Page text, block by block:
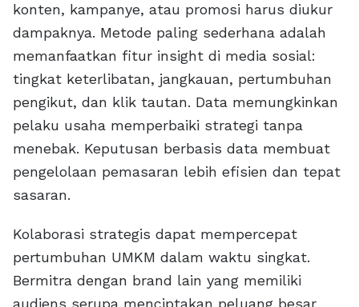
konten, kampanye, atau promosi harus diukur
dampaknya. Metode paling sederhana adalah
memanfaatkan fitur insight di media sosial:
tingkat keterlibatan, jangkauan, pertumbuhan
pengikut, dan klik tautan. Data memungkinkan
pelaku usaha memperbaiki strategi tanpa
menebak. Keputusan berbasis data membuat
pengelolaan pemasaran lebih efisien dan tepat
sasaran.
Kolaborasi strategis dapat mempercepat
pertumbuhan UMKM dalam waktu singkat.
Bermitra dengan brand lain yang memiliki